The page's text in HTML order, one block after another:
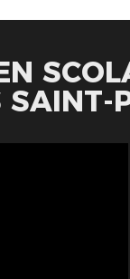
SAINT-